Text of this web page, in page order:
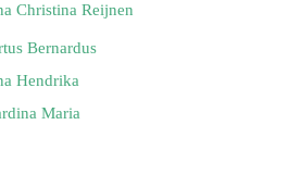
Christina Reijnen
Bernardus
Hendrika
Maria